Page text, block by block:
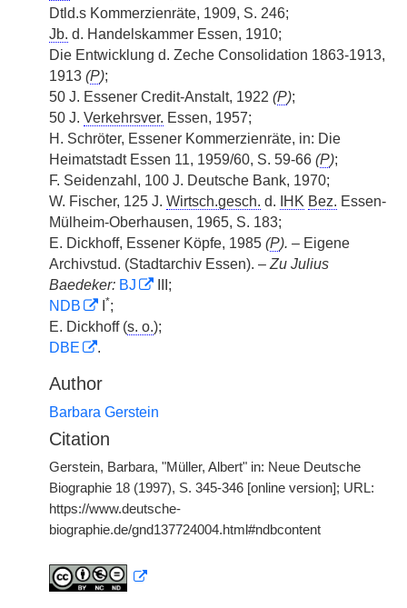
Dtld.s Kommerzienräte, 1909, S. 246;
Jb. d. Handelskammer Essen, 1910;
Die Entwicklung d. Zeche Consolidation 1863-1913,
1913 (P);
50 J. Essener Credit-Anstalt, 1922 (P);
50 J. Verkehrsver. Essen, 1957;
H. Schröter, Essener Kommerzienräte, in: Die
Heimatstadt Essen 11, 1959/60, S. 59-66 (P);
F. Seidenzahl, 100 J. Deutsche Bank, 1970;
W. Fischer, 125 J. Wirtsch.gesch. d. IHK Bez. Essen-
Mülheim-Oberhausen, 1965, S. 183;
E. Dickhoff, Essener Köpfe, 1985 (P). – Eigene
Archivstud. (Stadtarchiv Essen). – Zu Julius
Baedeker: BJ
III;
NDB
*;
E. Dickhoff (s. o.);
DBE
.
Author
Barbara Gerstein
Citation
Gerstein, Barbara, "Müller, Albert" in: Neue Deutsche
Biographie 18 (1997), S. 345-346 [online version]; URL:
https://www.deutsche-
biographie.de/gnd137724004.html#ndbcontent